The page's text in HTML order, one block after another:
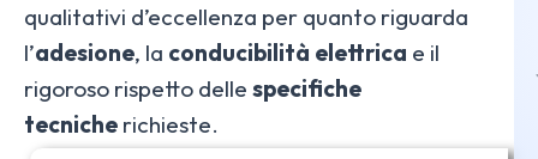
qualitativi d’eccellenza per quanto riguarda
l’adesione, la conducibilità elettrica e il
rigoroso rispetto delle specifiche
tecniche richieste.